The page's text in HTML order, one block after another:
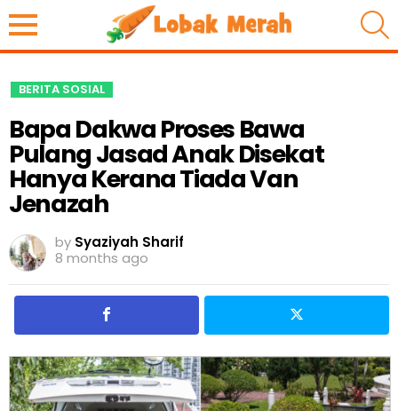
BERITA SOSIAL
Bapa Dakwa Proses Bawa
Pulang Jasad Anak Disekat
Hanya Kerana Tiada Van
Jenazah
by Syaziyah Sharif
8 months ago